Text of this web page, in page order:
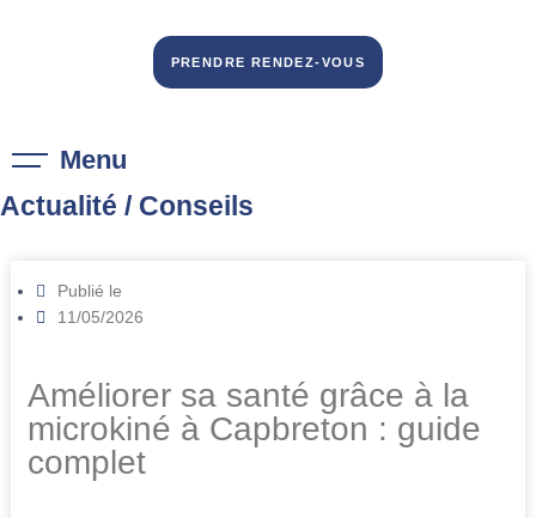
Menu
PRENDRE RENDEZ-VOUS
Actualité / Conseils
Publié le
11/05/2026
Améliorer sa santé grâce à la
microkiné à Capbreton : guide
complet